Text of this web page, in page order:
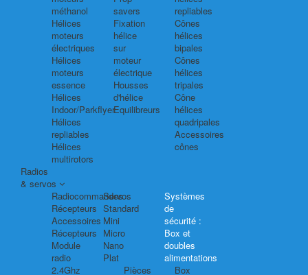
méthanol
Hélices
moteurs
électriques
Hélices
moteurs
essence
Hélices
Indoor/Parkflyer
Hélices
repliables
Hélices
multirotors
savers
Fixation
hélice
sur
moteur
électrique
Housses
d'hélice
Equilibreurs
repliables
Cônes
hélices
bipales
Cônes
hélices
tripales
Cône
hélices
quadripales
Accessoires
cônes
Radios
& servos
Radiocommandes
Récepteurs
Accessoires
Récepteurs
Module
radio
2.4Ghz
Servos
Standard
Mini
Micro
Nano
Plat
Pièces
Systèmes
de
sécurité :
Box et
doubles
alimentations
Box